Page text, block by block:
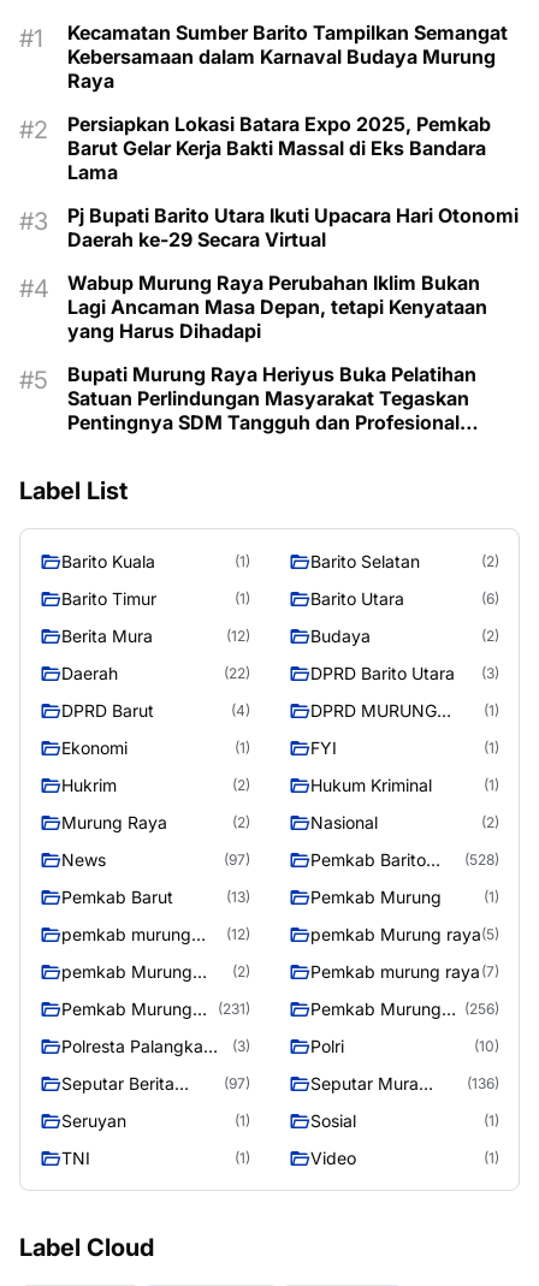
Kecamatan Sumber Barito Tampilkan Semangat
Kebersamaan dalam Karnaval Budaya Murung
Raya
Persiapkan Lokasi Batara Expo 2025, Pemkab
Barut Gelar Kerja Bakti Massal di Eks Bandara
Lama
Pj Bupati Barito Utara Ikuti Upacara Hari Otonomi
Daerah ke-29 Secara Virtual
Wabup Murung Raya Perubahan Iklim Bukan
Lagi Ancaman Masa Depan, tetapi Kenyataan
yang Harus Dihadapi
Bupati Murung Raya Heriyus Buka Pelatihan
Satuan Perlindungan Masyarakat Tegaskan
Pentingnya SDM Tangguh dan Profesional
Label List
Barito Kuala (1) Barito Selatan (2)
Barito Timur (1) Barito Utara (6)
Berita Mura (12) Budaya (2)
Daerah (22) DPRD Barito Utara (3)
DPRD Barut (4)
DPRD MURUNG
(1)
Ekonomi (1) FYI (1)
Hukrim (2) Hukum Kriminal (1)
Murung Raya (2) Nasional (2)
News (97)
Pemkab Barito
(528)
Pemkab Barut (13) Pemkab Murung (1)
pemkab murung
(12) pemkab Murung raya(5)
pemkab Murung
(2) Pemkab murung raya (7)
Pemkab Murung
(231)
Pemkab Murung
(256)
Polresta Palangka
(3) Polri (10)
Seputar Berita
(97)
Seputar Mura
(136)
Seruyan (1) Sosial (1)
TNI (1) Video (1)
Label Cloud